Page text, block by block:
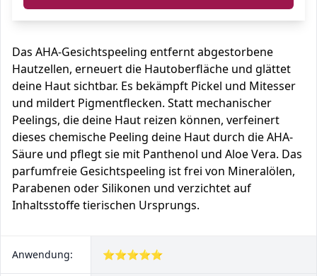
Das AHA-Gesichtspeeling entfernt abgestorbene
Hautzellen, erneuert die Hautoberfläche und glättet
deine Haut sichtbar. Es bekämpft Pickel und Mitesser
und mildert Pigmentflecken. Statt mechanischer
Peelings, die deine Haut reizen können, verfeinert
dieses chemische Peeling deine Haut durch die AHA-
Säure und pflegt sie mit Panthenol und Aloe Vera. Das
parfumfreie Gesichtspeeling ist frei von Mineralölen,
Parabenen oder Silikonen und verzichtet auf
Inhaltsstoffe tierischen Ursprungs.
Anwendung: ⭐⭐⭐⭐⭐